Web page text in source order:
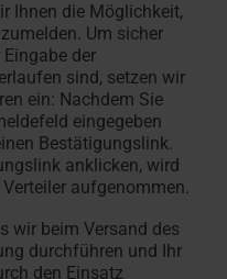
Ihnen die Möglichkeit,
Um sicher
der
sind, setzen wir
ein: Nachdem Sie
eingegeben
Bestätigungslink.
anklicken, wird
aufgenommen.
wir beim Versand des
durchführen und Ihr
den Einsatz